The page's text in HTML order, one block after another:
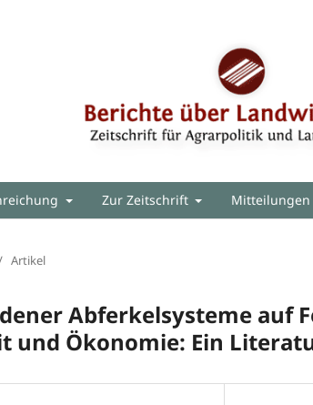
Zur Zeitschrift Mitteilungen
Artikel
Abferkelsysteme auf
und Ökonomie: Ein